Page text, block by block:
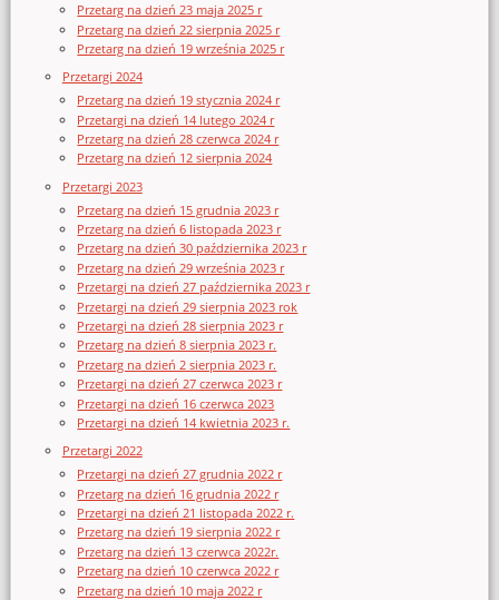
Przetarg na dzień 23 maja 2025 r
Przetarg na dzień 22 sierpnia 2025 r
Przetarg na dzień 19 września 2025 r
Przetargi 2024
Przetarg na dzień 19 stycznia 2024 r
Przetargi na dzień 14 lutego 2024 r
Przetarg na dzień 28 czerwca 2024 r
Przetarg na dzień 12 sierpnia 2024
Przetargi 2023
Przetarg na dzień 15 grudnia 2023 r
Przetarg na dzień 6 listopada 2023 r
Przetarg na dzień 30 października 2023 r
Przetarg na dzień 29 września 2023 r
Przetargi na dzień 27 października 2023 r
Przetargi na dzień 29 sierpnia 2023 rok
Przetargi na dzień 28 sierpnia 2023 r
Przetarg na dzień 8 sierpnia 2023 r.
Przetarg na dzień 2 sierpnia 2023 r.
Przetargi na dzień 27 czerwca 2023 r
Przetargi na dzień 16 czerwca 2023
Przetargi na dzień 14 kwietnia 2023 r.
Przetargi 2022
Przetargi na dzień 27 grudnia 2022 r
Przetarg na dzień 16 grudnia 2022 r
Przetargi na dzień 21 listopada 2022 r.
Przetarg na dzień 19 sierpnia 2022 r
Przetarg na dzień 13 czerwca 2022r.
Przetarg na dzień 10 czerwca 2022 r
Przetarg na dzień 10 maja 2022 r